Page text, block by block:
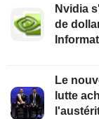
Nvidia
de
Le
lutte